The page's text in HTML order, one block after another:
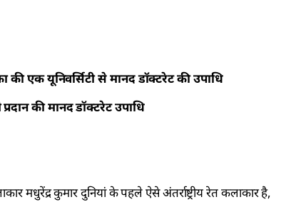
एक यूनिवर्सिटी से मानद डॉक्टरेट की उपाधि
की मानद डॉक्टरेट उपाधि
मधुरेंद्र कुमार दुनियां के पहले ऐसे अंतर्राष्ट्रीय रेत कलाकार है,